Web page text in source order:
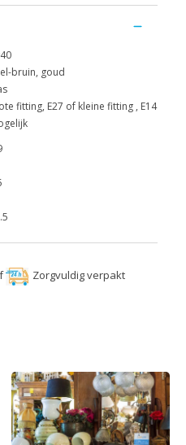
bruin, goud
fitting, E27 of kleine fitting , E14
Zorgvuldig verpakt